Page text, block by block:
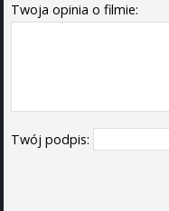
Twoja opinia o filmie:
Twój podpis: